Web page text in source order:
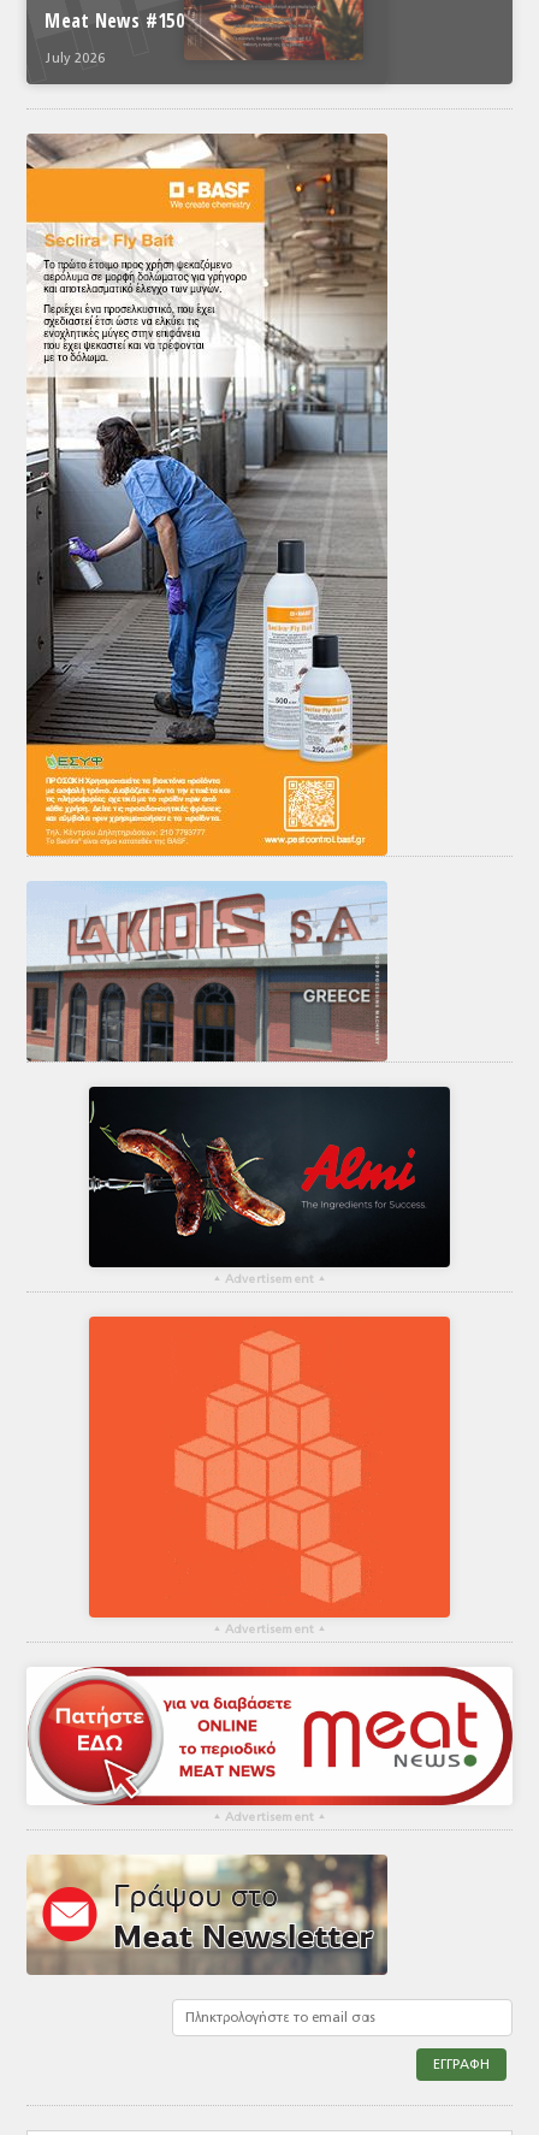
Meat News #150
July 2026
▴ Advertisement ▴
▴ Advertisement ▴
▴ Advertisement ▴